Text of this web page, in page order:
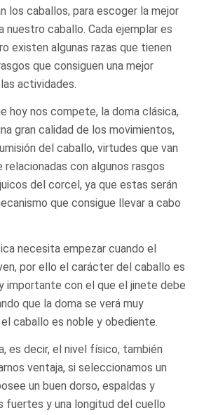
los caballos, para escoger la mejor
nuestro caballo. Cada ejemplar es
existen algunas razas que tienen
que consiguen una mejor
actividades.
hoy nos compete, la doma clásica,
gran calidad de los movimientos,
del caballo, virtudes que van
con algunos rasgos
del corcel, ya que estas serán
que consigue llevar a cabo
necesita empezar cuando el
por ello el carácter del caballo es
importante con el que el jinete debe
que la doma se verá muy
caballo es noble y obediente.
es decir, el nivel físico, también
ventaja, si seleccionamos un
un buen dorso, espaldas y
fuertes y una longitud del cuello